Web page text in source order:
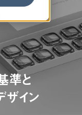
準と
ザイン